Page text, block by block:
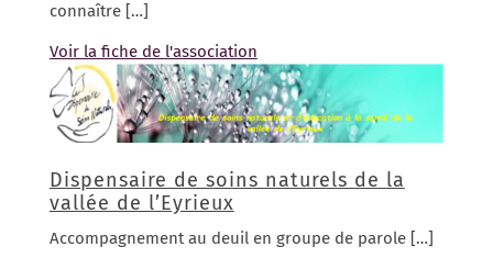
connaître […]
Voir la fiche de l'association
Dispensaire de soins naturels de la
vallée de l’Eyrieux
Accompagnement au deuil en groupe de parole […]